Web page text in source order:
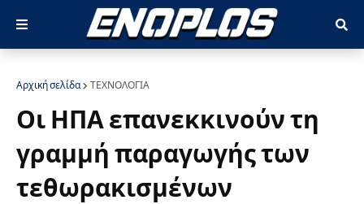
Αρχική σελίδα ΤΕΧΝΟΛΟΓΙΑ
Οι ΗΠΑ επανεκκινούν τη
γραμμή παραγωγής των
τεθωρακισμένων